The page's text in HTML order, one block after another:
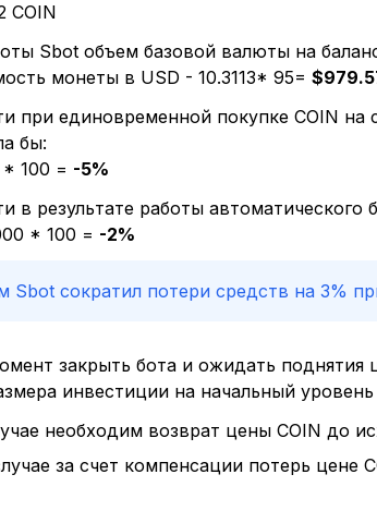
COIN
Sbot объем базовой валюты на
монеты в USD - 10.3113* 95=
при единовременной покупке COIN
бы:
100 = -5%
в результате работы автоматического
* 100 = -2%
Sbot сократил потери средств на 3%
закрыть бота и ожидать поднятия
инвестиции на начальный уровень
необходим возврат цены COIN до
за счет компенсации потерь цене